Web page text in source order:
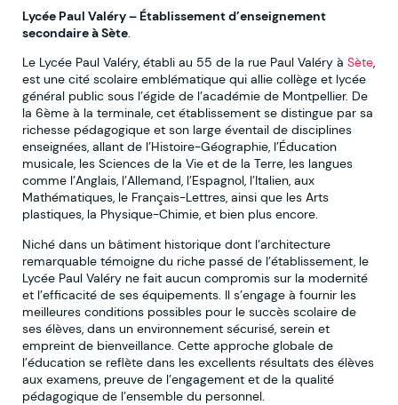
Lycée Paul Valéry – Établissement d’enseignement
secondaire à Sète.
Le Lycée Paul Valéry, établi au 55 de la rue Paul Valéry à Sète,
est une cité scolaire emblématique qui allie collège et lycée
général public sous l’égide de l’académie de Montpellier. De
la 6ème à la terminale, cet établissement se distingue par sa
richesse pédagogique et son large éventail de disciplines
enseignées, allant de l’Histoire-Géographie, l’Éducation
musicale, les Sciences de la Vie et de la Terre, les langues
comme l’Anglais, l’Allemand, l’Espagnol, l’Italien, aux
Mathématiques, le Français-Lettres, ainsi que les Arts
plastiques, la Physique-Chimie, et bien plus encore.
Niché dans un bâtiment historique dont l’architecture
remarquable témoigne du riche passé de l’établissement, le
Lycée Paul Valéry ne fait aucun compromis sur la modernité
et l’efficacité de ses équipements. Il s’engage à fournir les
meilleures conditions possibles pour le succès scolaire de
ses élèves, dans un environnement sécurisé, serein et
empreint de bienveillance. Cette approche globale de
l’éducation se reflète dans les excellents résultats des élèves
aux examens, preuve de l’engagement et de la qualité
pédagogique de l’ensemble du personnel.